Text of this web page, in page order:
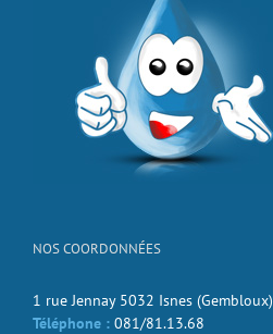
NOS COORDONNÉES
1 rue Jennay 5032 Isnes (Gembloux)
Téléphone : 081/81.13.68